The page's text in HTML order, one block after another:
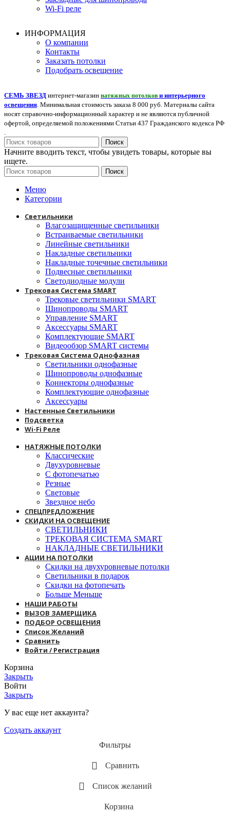
Wi-Fi реле
ИНФОРМАЦИЯ
О компании
Контакты
Заказать потолки
Подобрать освещение
СЕМЬ ЗВЕЗД интернет-магазин натяжных потолков и интерьерного
освещения. Минимальная стоимость заказа 8 000 руб. Материалы сайта
носят справочно-информационный характер и не являются публичной
офертой, определяемой положениями Статьи 437 Гражданского кодекса РФ
.
Поиск
Начните вводить текст, чтобы увидеть товары, которые вы
ищете.
Поиск
Меню
Категории
Светильники
Влагозащищенные светильники
Встраиваемые светильники
Линейные светильники
Накладные светильники
Накладные точечные светильники
Подвесные светильники
Светодиодные модули
Трековая Система SMART
Трековые светильники SMART
Шинопроводы SMART
Управление SMART
Аксессуары SMART
Комплектующие SMART
Видеообзор SMART системы
Трековая Система Однофазная
Светильники однофазные
Шинопроводы однофазные
Коннекторы однофазные
Комплектующие однофазные
Аксессуары
Настенные Светильники
Подсветка
Wi-Fi Реле
НАТЯЖНЫЕ ПОТОЛКИ
Классические
Двухуровневые
С фотопечатью
Резные
Световые
Звездное небо
СПЕЦПРЕДЛОЖЕНИЕ
СКИДКИ НА ОСВЕЩЕНИЕ
СВЕТИЛЬНИКИ
ТРЕКОВАЯ СИСТЕМА SMART
НАКЛАДНЫЕ СВЕТИЛЬНИКИ
АЦИИ НА ПОТОЛКИ
Скидки на двухуровневые потолки
Светильники в подарок
Скидки на фотопечать
Больше Меньше
НАШИ РАБОТЫ
ВЫЗОВ ЗАМЕРЩИКА
ПОДБОР ОСВЕЩЕНИЯ
Список Желаний
Сравнить
Войти / Регистрация
Корзина
Закрыть
Войти
Закрыть
У вас еще нет аккаунта?
Создать аккаунт
Фильтры
Сравнить
Список желаний
Корзина